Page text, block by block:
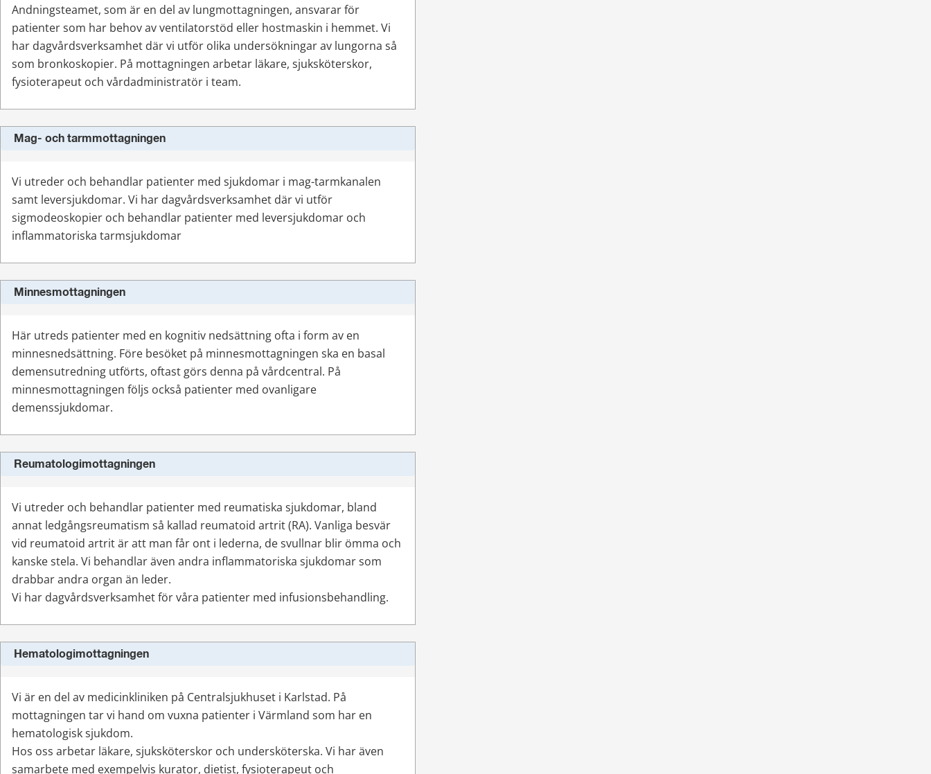
Andningsteamet, som är en del av lungmottagningen, ansvarar för
patienter som har behov av ventilatorstöd eller hostmaskin i hemmet. Vi
har dagvårdsverksamhet där vi utför olika undersökningar av lungorna så
som bronkoskopier. På mottagningen arbetar läkare, sjuksköterskor,
fysioterapeut och vårdadministratör i team.
Mag- och tarmmottagningen
Vi utreder och behandlar patienter med sjukdomar i mag-tarmkanalen
samt leversjukdomar. Vi har dagvårdsverksamhet där vi utför
sigmodeoskopier och behandlar patienter med leversjukdomar och
inflammatoriska tarmsjukdomar
Minnesmottagningen
Här utreds patienter med en kognitiv nedsättning ofta i form av en
minnesnedsättning. Före besöket på minnesmottagningen ska en basal
demensutredning utförts, oftast görs denna på vårdcentral. På
minnesmottagningen följs också patienter med ovanligare
demenssjukdomar.
Reumatologimottagningen
Vi utreder och behandlar patienter med reumatiska sjukdomar, bland
annat ledgångsreumatism så kallad reumatoid artrit (RA). Vanliga besvär
vid reumatoid artrit är att man får ont i lederna, de svullnar blir ömma och
kanske stela. Vi behandlar även andra inflammatoriska sjukdomar som
drabbar andra organ än leder.
Vi har dagvårdsverksamhet för våra patienter med infusionsbehandling.
Hematologimottagningen
Vi är en del av medicinkliniken på Centralsjukhuset i Karlstad. På
mottagningen tar vi hand om vuxna patienter i Värmland som har en
hematologisk sjukdom.
Hos oss arbetar läkare, sjuksköterskor och undersköterska. Vi har även
samarbete med exempelvis kurator, dietist, fysioterapeut och